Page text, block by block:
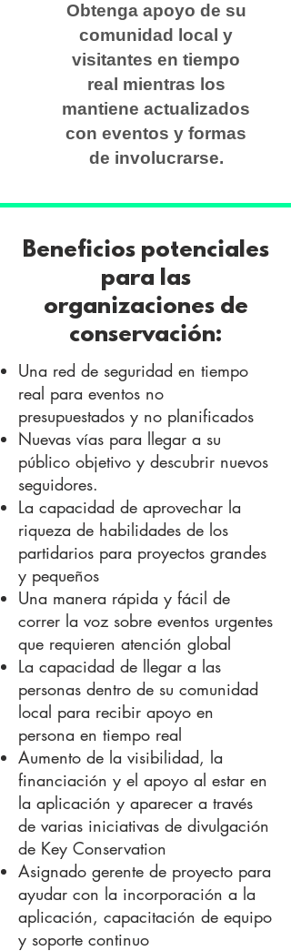
Obtenga apoyo de su
comunidad local y
visitantes en tiempo
real mientras los
mantiene actualizados
con eventos y formas
de involucrarse.
Beneficios potenciales
para las
organizaciones de
conservación:
Una red de seguridad en tiempo
real para eventos no
presupuestados y no planificados
Nuevas vías para llegar a su
público objetivo y descubrir nuevos
seguidores.
La capacidad de aprovechar la
riqueza de habilidades de los
partidarios para proyectos grandes
y pequeños
Una manera rápida y fácil de
correr la voz sobre eventos urgentes
que requieren atención global
La capacidad de llegar a las
personas dentro de su comunidad
local para recibir apoyo en
persona en tiempo real
Aumento de la visibilidad, la
financiación y el apoyo al estar en
la aplicación y aparecer a través
de varias iniciativas de divulgación
de Key Conservation
Asignado gerente de proyecto para
ayudar con la incorporación a la
aplicación, capacitación de equipo
y soporte continuo